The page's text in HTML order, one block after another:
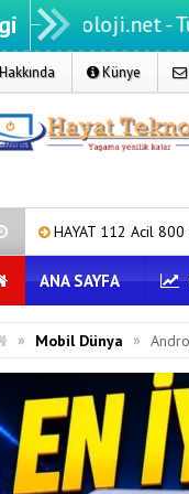
-
Künye
800 bin indirmeyi aştı
ANA SAYFA
» Mobil Dünya »